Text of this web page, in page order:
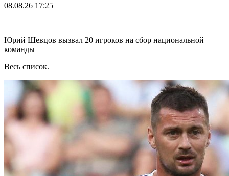
08.08.26 17:25
Юрий Шевцов вызвал 20 игроков на сбор национальной
команды
Весь список.